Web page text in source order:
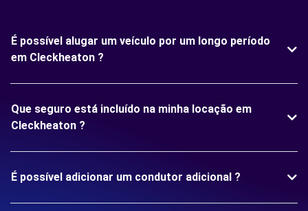
É possível alugar um veículo por um longo período
em Cleckheaton ?
Que seguro está incluído na minha locação em
Cleckheaton ?
É possível adicionar um condutor adicional ?